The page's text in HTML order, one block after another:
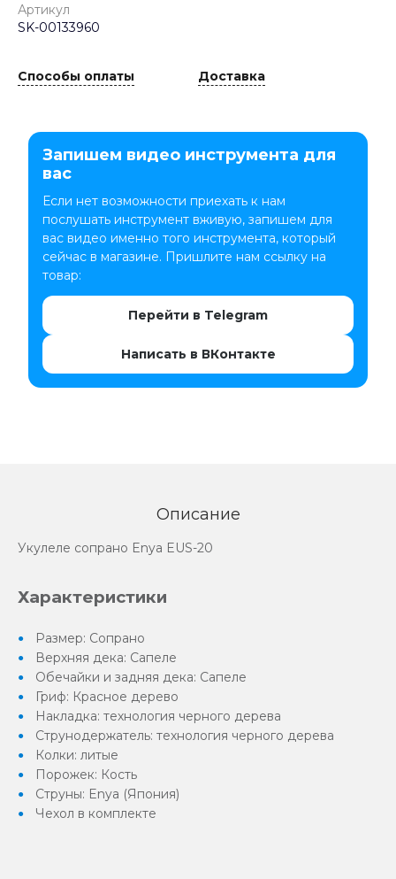
Артикул
SK-00133960
Способы оплаты Доставка
Запишем видео инструмента для
вас
Если нет возможности приехать к нам
послушать инструмент вживую, запишем для
вас видео именно того инструмента, который
сейчас в магазине. Пришлите нам ссылку на
товар:
Перейти в Telegram
Написать в ВКонтакте
Описание
Укулеле сопрано Enya EUS-20
Характеристики
Размер: Сопрано
Верхняя дека: Сапеле
Обечайки и задняя дека: Сапеле
Гриф: Красное дерево
Накладка: технология черного дерева
Струнодержатель: технология черного дерева
Колки: литые
Порожек: Кость
Струны: Enya (Япония)
Чехол в комплекте